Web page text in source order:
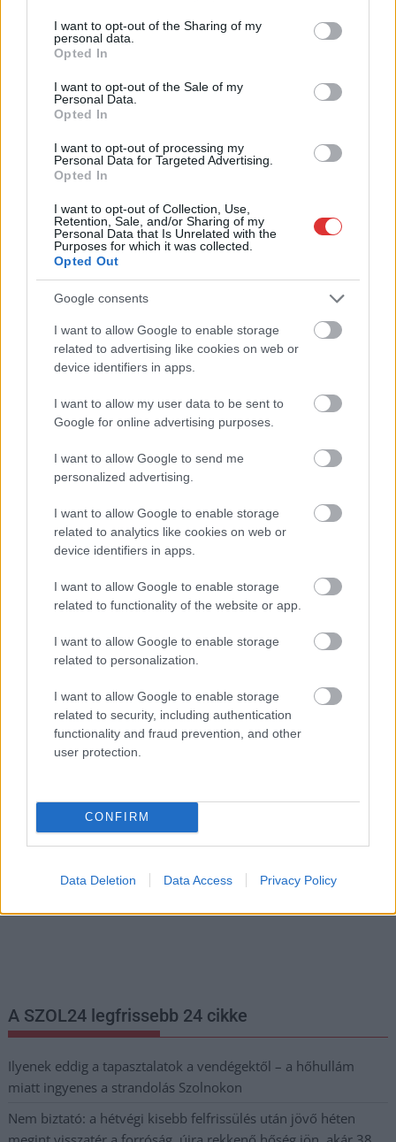
not limited to your visit or usage behaviour. You may click to
grant or deny consent to Google and its third-party tags to
use your data for below specified purposes in below Google
consent section.
I want to opt-out of the Sharing of my
personal data.
Opted In
I want to opt-out of the Sale of my
Personal Data.
Opted In
I want to opt-out of processing my
Personal Data for Targeted Advertising.
Opted In
I want to opt-out of Collection, Use,
Retention, Sale, and/or Sharing of my
Personal Data that Is Unrelated with the
Purposes for which it was collected.
Opted Out
Google consents
I want to allow Google to enable storage
related to advertising like cookies on web or
device identifiers in apps.
I want to allow my user data to be sent to
Google for online advertising purposes.
I want to allow Google to send me
personalized advertising.
I want to allow Google to enable storage
related to analytics like cookies on web or
device identifiers in apps.
I want to allow Google to enable storage
related to functionality of the website or app.
I want to allow Google to enable storage
related to personalization.
I want to allow Google to enable storage
related to security, including authentication
functionality and fraud prevention, and other
user protection.
CONFIRM
Data Deletion Data Access Privacy Policy
most is a kisújszállási
Százegyedik születésna
pját ünnepelhette Horváth Károly szeptember
Tatár Zoltán alpolgármester és dr. Szél András aljegyző
köszöntötték a szépkorút, aki ma is irigylésre méltó
látott. Na de mi a titka? Horváth Károly minapi köszöntésekor
erre csak annyit felelt: minden nap dolgozni kell egy kicsit. Ő
is így tesz, ráadásul emellett rejtvényt fejt, horgászik és
kertészkedik. Egészséges ételeket, sok zöldséget, vitamint…
TOVÁBB OLVASOM
JNSZ megyei hírek 101,egészség
Hírlevél feliratkozás
Adja meg keresztnevét:
Adja
meg e-mail címét:
Megismertem és elfogadom aGDPR-szabályzatot
Nem szeretne lemaradni semmiről? Csak egy kattintás, és hírlevelünk a
A SZOL24 legfrissebb 24 cikke
Ilyenek eddig a tapasztalatok a vendégektől – a hőhullám
miatt ingyenes a strandolás Szolnokon
Nem biztató: a hétvégi kisebb felfrissülés után jövő héten